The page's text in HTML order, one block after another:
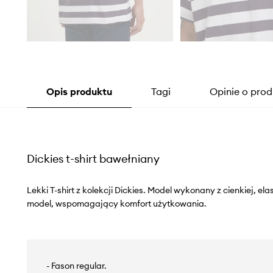
Opis produktu Tagi Opinie o
Dickies t-shirt bawełniany
Lekki T-shirt z kolekcji Dickies. Model wykonany z cienkiej,
model, wspomagający komfort użytkowania.
- Fason regular.